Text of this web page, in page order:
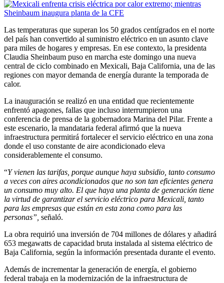
Las temperaturas que superan los 50 grados centígrados en el norte
del país han convertido al suministro eléctrico en un asunto clave
para miles de hogares y empresas. En ese contexto, la presidenta
Claudia Sheinbaum puso en marcha este domingo una nueva
central de ciclo combinado en Mexicali, Baja California, una de las
regiones con mayor demanda de energía durante la temporada de
calor.
La inauguración se realizó en una entidad que recientemente
enfrentó apagones, fallas que incluso interrumpieron una
conferencia de prensa de la gobernadora Marina del Pilar. Frente a
este escenario, la mandataria federal afirmó que la nueva
infraestructura permitirá fortalecer el servicio eléctrico en una zona
donde el uso constante de aire acondicionado eleva
considerablemente el consumo.
“Y vienen las tarifas, porque aunque haya subsidio, tanto consumo
a veces con aires acondicionados que no son tan eficientes genera
un consumo muy alto. El que haya una planta de generación tiene
la virtud de garantizar el servicio eléctrico para Mexicali, tanto
para las empresas que están en esta zona como para las
personas”, señaló.
La obra requirió una inversión de 704 millones de dólares y añadirá
653 megawatts de capacidad bruta instalada al sistema eléctrico de
Baja California, según la información presentada durante el evento.
Además de incrementar la generación de energía, el gobierno
federal trabaja en la modernización de la infraestructura de